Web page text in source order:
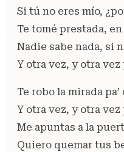
Si tú no eres mío,
Te tomé prestada,
Nadie sabe nada, si
Y otra vez, y otra vez
Te robo la mirada
Y otra vez, y otra vez
Me apuntas a la
Quiero quemar tus